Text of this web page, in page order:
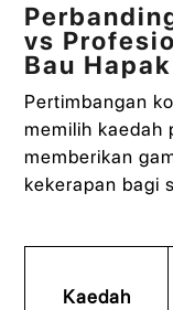
vs
Bau
Pertimbangan
memilih kaedah
memberikan
kekerapan bagi
Kaedah